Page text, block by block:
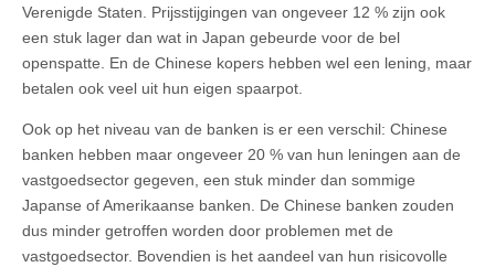
Verenigde Staten. Prijsstijgingen van ongeveer 12 % zijn ook
een stuk lager dan wat in Japan gebeurde voor de bel
openspatte. En de Chinese kopers hebben wel een lening, maar
betalen ook veel uit hun eigen spaarpot.
Ook op het niveau van de banken is er een verschil: Chinese
banken hebben maar ongeveer 20 % van hun leningen aan de
vastgoedsector gegeven, een stuk minder dan sommige
Japanse of Amerikaanse banken. De Chinese banken zouden
dus minder getroffen worden door problemen met de
vastgoedsector. Bovendien is het aandeel van hun risicovolle